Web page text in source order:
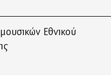
Εθνικού